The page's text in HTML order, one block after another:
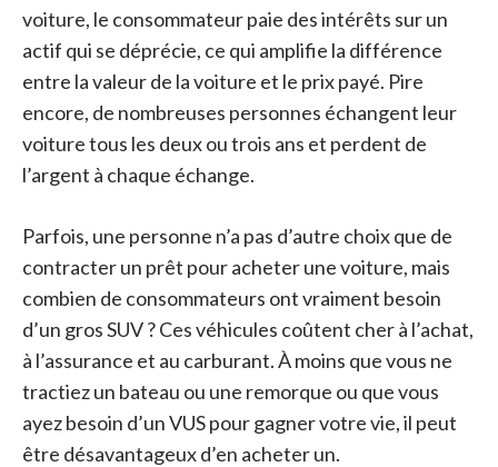
voiture, le consommateur paie des intérêts sur un
actif qui se déprécie, ce qui amplifie la différence
entre la valeur de la voiture et le prix payé. Pire
encore, de nombreuses personnes échangent leur
voiture tous les deux ou trois ans et perdent de
l’argent à chaque échange.
Parfois, une personne n’a pas d’autre choix que de
contracter un prêt pour acheter une voiture, mais
combien de consommateurs ont vraiment besoin
d’un gros SUV ? Ces véhicules coûtent cher à l’achat,
à l’assurance et au carburant. À moins que vous ne
tractiez un bateau ou une remorque ou que vous
ayez besoin d’un VUS pour gagner votre vie, il peut
être désavantageux d’en acheter un.